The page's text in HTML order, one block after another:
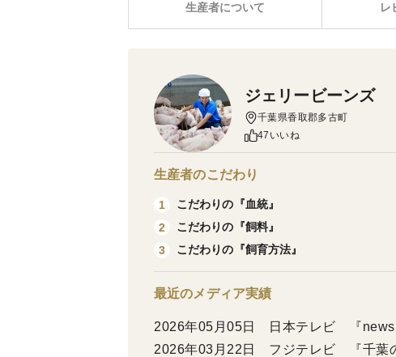
レ
生産者について
ジェリービーンズ
千葉県香取郡多古町
47いいね
生産者のこだわり
1
こだわりの『血統』
2
こだわりの『飼料』
3
こだわりの『飼育方法』
最近のメディア実績
2026年05月05日 日本テレビ 『news
2026年03月22日 フジテレビ 『千葉